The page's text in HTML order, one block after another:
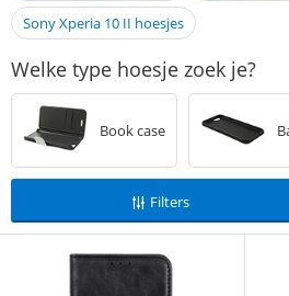
volgende dag al, zonder verzendkosten.
Sony Xperia 10 II hoesjes
Welke type hoesje zoek je?
Book case
Filters